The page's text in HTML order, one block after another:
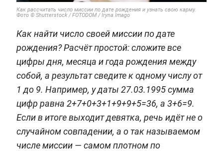
Как рассчитать число миссии по дате рождения и узнать свою карму.
Фото © Shutterstock / FOTODOM / Iryna Imago
Как найти число своей миссии по дате
рождения? Расчёт простой: сложите все
цифры дня, месяца и года рождения между
собой, а результат сведите к одному числу от
1 до 9. Например, у даты 27.03.1995 сумма
цифр равна 2+7+0+3+1+9+9+5=36, а 3+6=9.
Если в итоге выходит девятка, речь идёт не о
случайном совпадении, а о так называемом
числе миссии — самом плотном по